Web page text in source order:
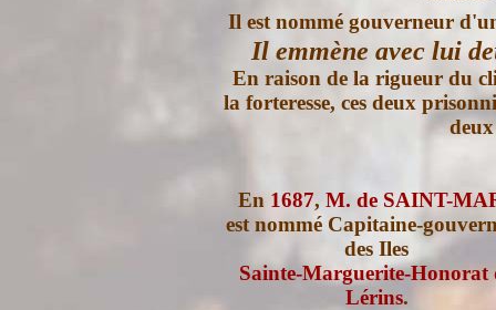
Il est nommé gouverneur
Il emmène avec lui
En raison de la rigueur du
la forteresse, ces deux
En 1687, M. de SAINT-
est nommé Capitaine-
des Iles
Sainte-Marguerite-Honorat
Lérins.